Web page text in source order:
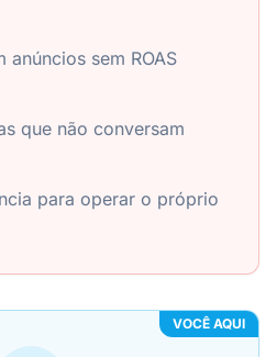
anúncios sem ROAS
que não conversam
para operar o próprio
VOCÊ AQUI